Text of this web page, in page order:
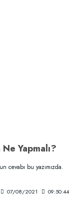
Yapmalı?
cevabı bu yazımızda.
07/08/2021 09:50:44